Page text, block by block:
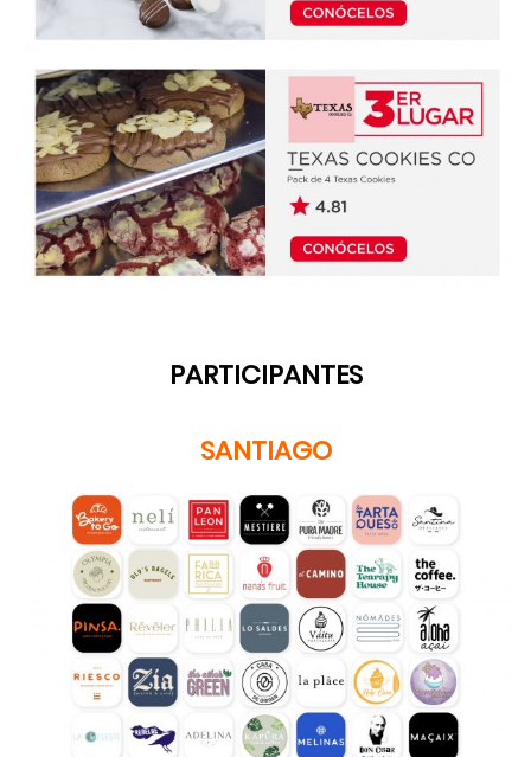
PARTICIPANTES
SANTIAGO